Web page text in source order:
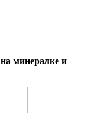
минералке и